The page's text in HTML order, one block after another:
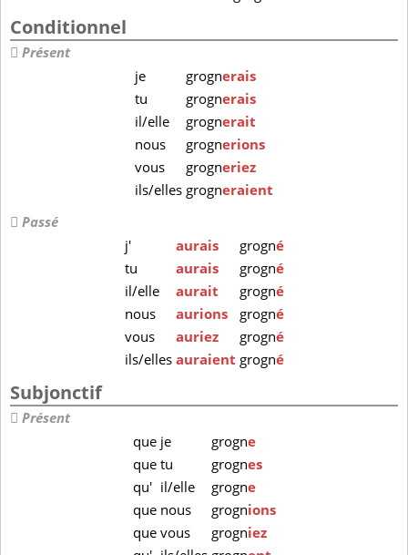
Conditionnel
Présent
je
grognerais
tu
grognerais
il/elle
grognerait
nous
grognerions
vous
grogneriez
ils/elles grogneraient
Passé
j'
aurais grogné
tu
aurais grogné
il/elle
aurait grogné
nous
aurions grogné
vous
auriez grogné
ils/elles auraient grogné
Subjonctif
Présent
que je grogne
que tu grognes
qu' il/elle grogne
que nous grognions
que vous grogniez